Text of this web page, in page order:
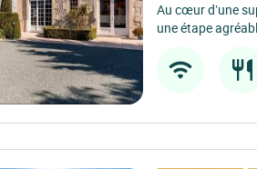
Au cœur d’une
une étape